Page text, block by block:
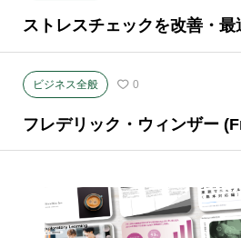
ストレスチェックを改善・最
ビジネス全般 0
フレデリック・ウィンザー